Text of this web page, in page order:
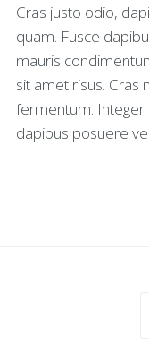
Cras justo odio,
quam. Fusce
mauris
sit amet risus. Cras
fermentum.
dapibus posuere